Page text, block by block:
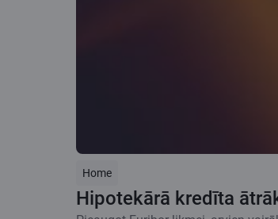
Home
Hipotekārā kredīta